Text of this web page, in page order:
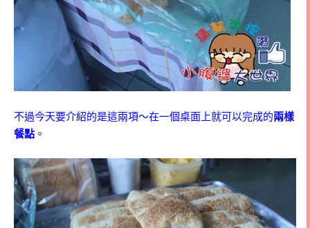
不過今天要介紹的是這兩項～在一個桌面上就可以完成的兩樣
餐點 。